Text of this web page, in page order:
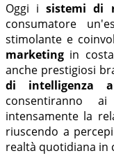
Oggi isistemi di
consumatore
stimolante e
marketing in
anche prestigiosi
di intelligenza
consentiranno
intensamente la
riuscendo a
realtà quotidiana in